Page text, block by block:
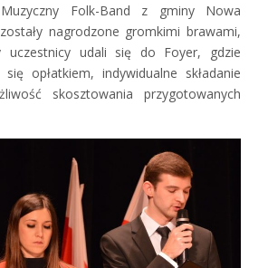
Folk-Band z gminy Nowa
nagrodzone gromkimi brawami,
uczestnicy udali się do Foyer, gdzie
się opłatkiem, indywidualne składanie
skosztowania przygotowanych